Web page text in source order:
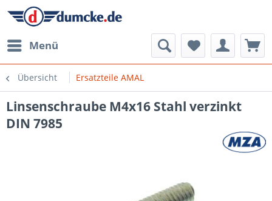
Menü
Übersicht Ersatzteile AMAL
Linsenschraube M4x16 Stahl verzinkt
DIN 7985